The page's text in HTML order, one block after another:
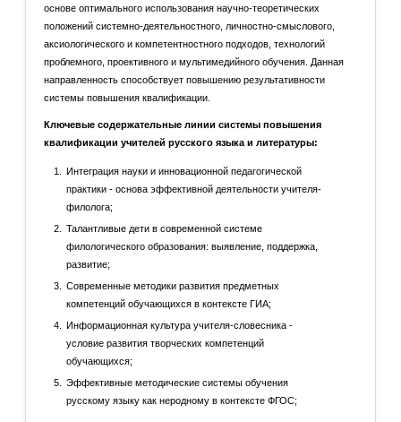
основе оптимального использования научно-теоретических
положений системно-деятельностного, личностно-смыслового,
аксиологического и компетентностного подходов, технологий
проблемного, проективного и мультимедийного обучения. Данная
направленность способствует повышению результативности
системы повышения квалификации.
Ключевые содержательные линии системы повышения
квалификации учителей русского языка и литературы:
Интеграция науки и инновационной педагогической
практики - основа эффективной деятельности учителя-
филолога;
Талантливые дети в современной системе
филологического образования: выявление, поддержка,
развитие;
Современные методики развития предметных
компетенций обучающихся в контексте ГИА;
Информационная культура учителя-словесника -
условие развития творческих компетенций
обучающихся;
Эффективные методические системы обучения
русскому языку как неродному в контексте ФГОС;